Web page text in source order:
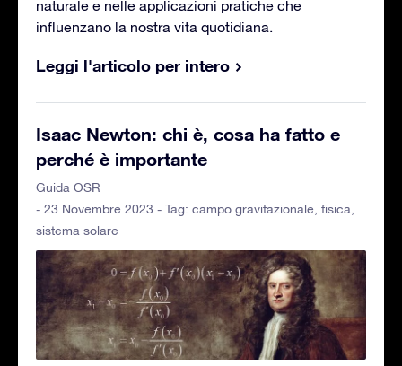
naturale e nelle applicazioni pratiche che
influenzano la nostra vita quotidiana.
Leggi l'articolo per intero
Isaac Newton: chi è, cosa ha fatto e
perché è importante
Guida OSR
- 23 Novembre 2023 - Tag: campo gravitazionale fisica
sistema solare